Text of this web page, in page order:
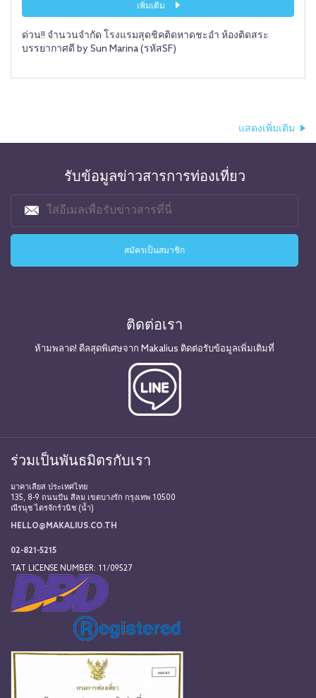
เพิ่มเติม
ด่วน!! จำนวนจำกัด โรงแรมสุดชิคติดหาดชะอำ ห้องติดสระ
บรรยากาศดี by Sun Marina (รหัสSF)
แสดงเพิ่มเติม
รับข้อมูลข่าวสารการท่องเที่ยว
ติดต่อเรา
ห้ามพลาด! ดีลสุดพิเศษจาก Makalius ติดต่อรับข้อมูลเพิ่มเติมที่
ร่วมเป็นพันธมิตรกับเรา
มาคาเลียส ประเทศไทย
135, 8-9 ถนนปัน สีลม เขตบางรัก กรุงเทพ 10500
ณีรนุช ไตรจักร์วนิช (น้ำ)
HELLO@MAKALIUS.CO.TH
02-821-5215
TAT LICENSE NUMBER: 11/09527